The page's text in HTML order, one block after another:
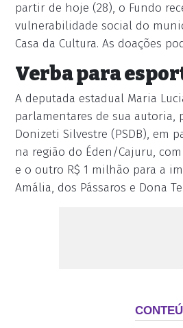
partir de hoje (28), o Fundo
vulnerabilidade social do
Casa da Cultura. As doações
Verba para
A deputada estadual Maria
parlamentares de sua autoria,
Donizeti Silvestre (PSDB), em
na região do Éden/Cajuru,
e o outro R$ 1 milhão para a
Amália, dos Pássaros e Dona